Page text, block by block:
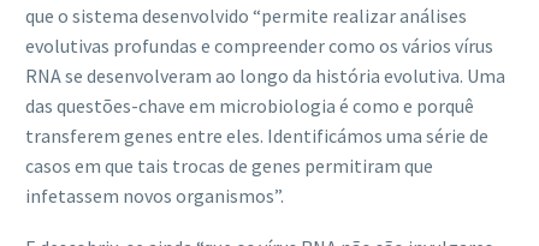
que o sistema desenvolvido “permite realizar análises
evolutivas profundas e compreender como os vários vírus
RNA se desenvolveram ao longo da história evolutiva. Uma
das questões-chave em microbiologia é como e porquê
transferem genes entre eles. Identificámos uma série de
casos em que tais trocas de genes permitiram que
infetassem novos organismos”.